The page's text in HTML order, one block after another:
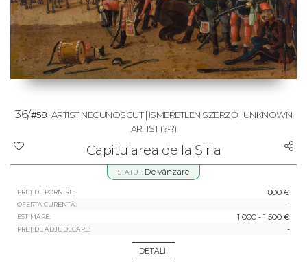
36/#58 ARTIST NECUNOSCUT | ISMERETLEN SZERZŐ | UNKNOWN
ARTIST(?-?)
Capitularea de la Șiria
STATUT: De vânzare
PREȚ DE PORNIRE: 800 €
OFERTA CURENTĂ: -
ESTIMARE: 1 000 - 1 500 €
PREȚ DE ADJUDECARE: -
DETALII